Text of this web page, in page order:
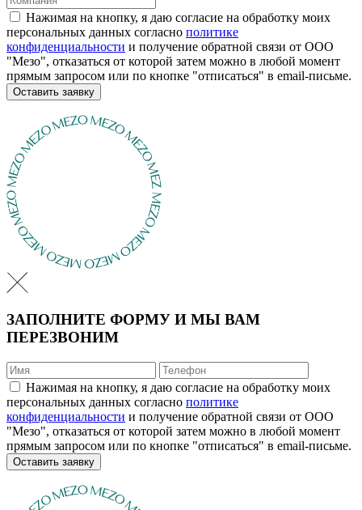
Нажимая на кнопку, я даю согласие на обработку моих
персональных данных согласно политике
конфиденциальности и получение обратной связи от ООО
"Мезо", отказаться от которой затем можно в любой момент
прямым запросом или по кнопке "отписаться" в email-письме.
Оставить заявку
ЗАПОЛНИТЕ ФОРМУ И МЫ ВАМ
ПЕРЕЗВОНИМ
Нажимая на кнопку, я даю согласие на обработку моих
персональных данных согласно политике
конфиденциальности и получение обратной связи от ООО
"Мезо", отказаться от которой затем можно в любой момент
прямым запросом или по кнопке "отписаться" в email-письме.
Оставить заявку